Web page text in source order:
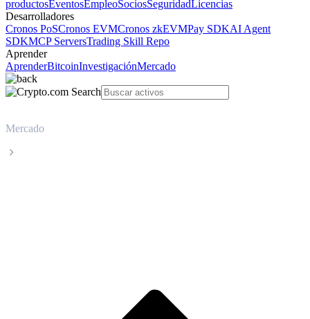
productosEventosEmpleoSociosSeguridadLicencias
Desarrolladores
Cronos PoSCronos EVMCronos zkEVMPay SDKAI Agent
SDKMCP ServersTrading Skill Repo
Aprender
AprenderBitcoinInvestigaciónMercado
Mercado